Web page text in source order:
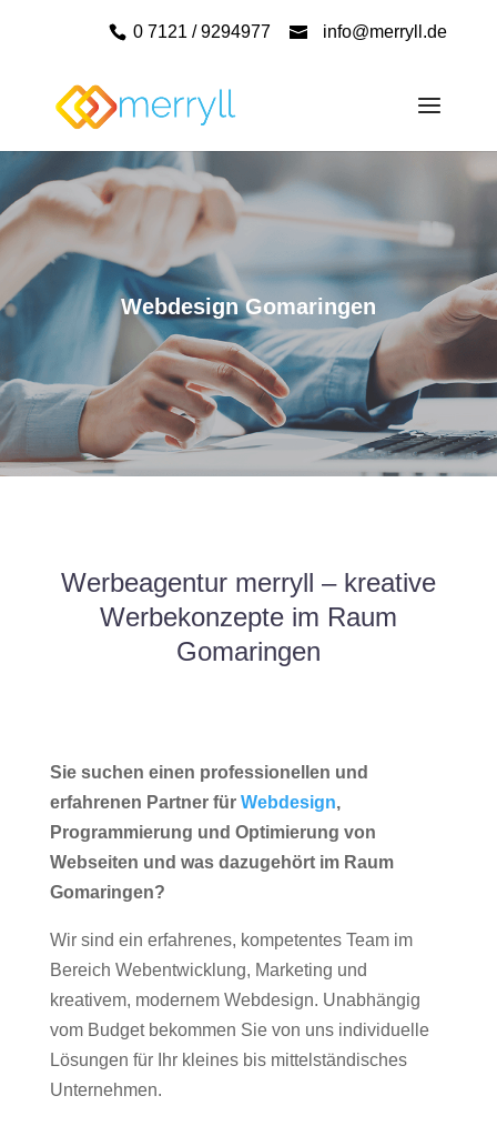
0 7121 / 9294977 info@merryll.de
Webdesign Gomaringen
Werbeagentur merryll – kreative
Werbekonzepte im Raum
Gomaringen
Sie suchen einen professionellen und
erfahrenen Partner für Webdesign,
Programmierung und Optimierung von
Webseiten und was dazugehört im Raum
Gomaringen?
Wir sind ein erfahrenes, kompetentes Team im
Bereich Webentwicklung, Marketing und
kreativem, modernem Webdesign. Unabhängig
vom Budget bekommen Sie von uns individuelle
Lösungen für Ihr kleines bis mittelständisches
Unternehmen.